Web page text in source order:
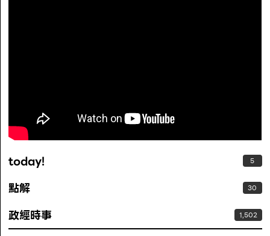
today! 5
點解 30
政經時事 1,502